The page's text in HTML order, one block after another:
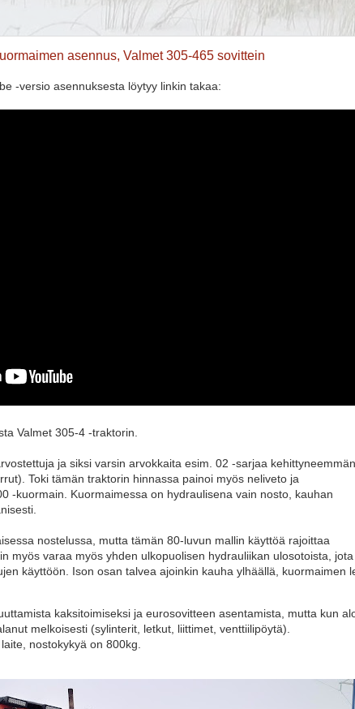
asennus, Valmet 305-465 sovittein
-versio asennuksesta löytyy linkin takaa:
Valmet 305-4 -traktorin.
ja siksi varsin arvokkaita esim. 02 -sarjaa kehittyneemmän
Toki tämän traktorin hinnassa painoi myös neliveto ja
-kuormain. Kuormaimessa on hydraulisena vain nosto, kauhan
nostelussa, mutta tämän 80-luvun mallin käyttöä rajoittaa
myös varaa myös yhden ulkopuolisen hydrauliikan ulosotoista, jota
käyttöön. Ison osan talvea ajoinkin kauha ylhäällä, kuormaimen
kaksitoimiseksi ja eurosovitteen asentamista, mutta kun
melkoisesti (sylinterit, letkut, liittimet, venttiilipöytä).
nostokykyä on 800kg.